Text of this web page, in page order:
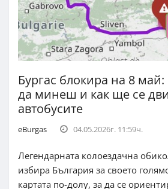
Бургас блокира на 8
да минеш и как ще се
автобусите
eBurgas 04.05.2026г. 11:59ч.
Легендарната колоездачна
избира България за своето
картата по-долу, за да се